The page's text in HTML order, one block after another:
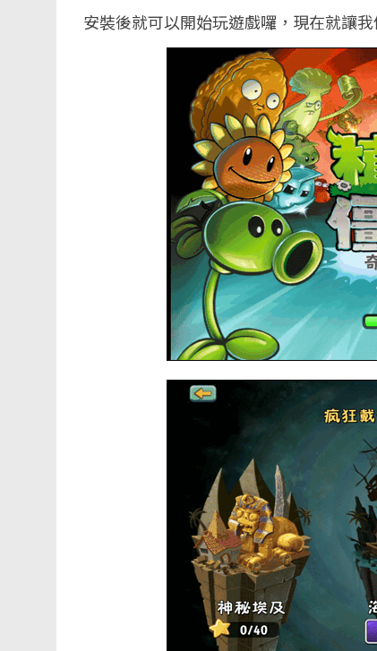
安裝後就可以開始玩遊戲囉，現在就讓